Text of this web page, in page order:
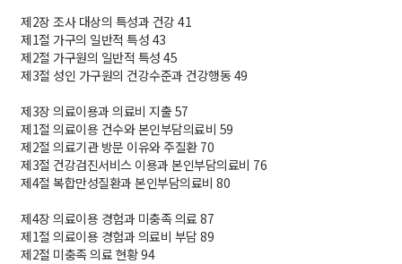
제2장 조사 대상의 특성과 건강 41
제1절 가구의 일반적 특성 43
제2절 가구원의 일반적 특성 45
제3절 성인 가구원의 건강수준과 건강행동 49
제3장 의료이용과 의료비 지출 57
제1절 의료이용 건수와 본인부담의료비 59
제2절 의료기관 방문 이유와 주질환 70
제3절 건강검진서비스 이용과 본인부담의료비 76
제4절 복합만성질환과 본인부담의료비 80
제4장 의료이용 경험과 미충족 의료 87
제1절 의료이용 경험과 의료비 부담 89
제2절 미충족 의료 현황 94